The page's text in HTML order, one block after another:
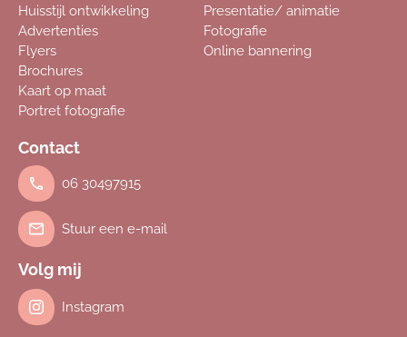
Huisstijl ontwikkeling
Advertenties
Flyers
Brochures
Kaart op maat
Portret fotografie
Presentatie/ animatie
Fotografie
Online bannering
Contact
06 30497915
Stuur een e-mail
Volg mij
Instagram